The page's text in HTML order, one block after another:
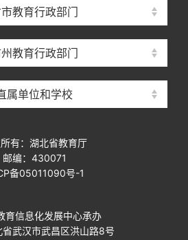
教育行政部门
教育行政部门
属单位和学校
有：湖北省教育厅
邮编：430071
备05011090号-1
育信息化发展中心承办
武汉市武昌区洪山路8号